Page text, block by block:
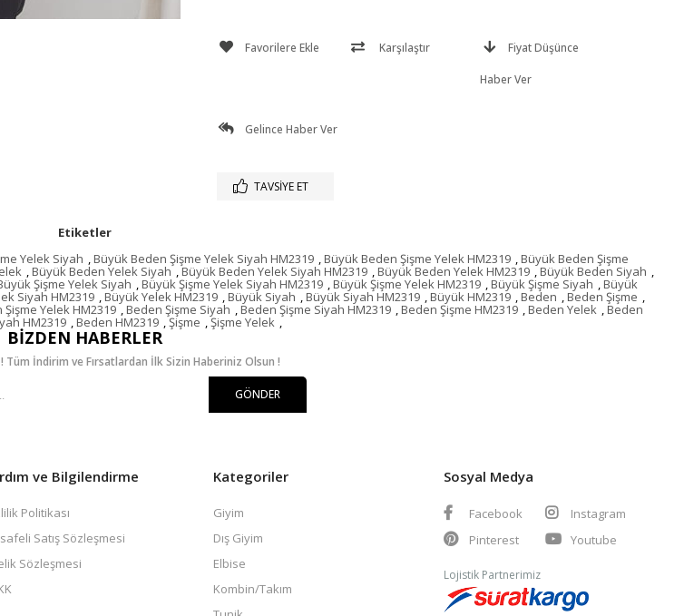
Favorilere Ekle Karşılaştır Fiyat Düşünce
Haber Ver
Gelince Haber Ver
TAVSIYE ET
Etiketler
Yelek Siyah ,Büyük Beden Şişme Yelek Siyah HM2319 ,Büyük Beden Şişme Yelek HM2319 ,Büyük Beden Şişme
,Büyük Beden Yelek Siyah ,Büyük Beden Yelek Siyah HM2319 ,Büyük Beden Yelek HM2319 ,Büyük Beden Siyah ,
Şişme Yelek Siyah ,Büyük Şişme Yelek Siyah HM2319 ,Büyük Şişme Yelek HM2319 ,Büyük Şişme Siyah ,Büyük
Siyah HM2319 ,Büyük Yelek HM2319 ,Büyük Siyah ,Büyük Siyah HM2319 ,Büyük HM2319 ,Beden ,Beden Şişme ,
Şişme Yelek HM2319 ,Beden Şişme Siyah ,Beden Şişme Siyah HM2319 ,Beden Şişme HM2319 ,Beden Yelek ,Beden
HM2319 ,Beden HM2319 ,Şişme ,Şişme Yelek ,
BIZDEN HABERLER
Tüm İndirim ve Fırsatlardan İlk Sizin Haberiniz Olsun !
GÖNDER
ve Bilgilendirme
Politikası
Satış Sözleşmesi
Sözleşmesi
Kategoriler
Giyim
Dış Giyim
Elbise
Kombin/Takım
Sosyal Medya
Facebook
Instagram
Pinterest
Youtube
Lojistik Partnerimiz